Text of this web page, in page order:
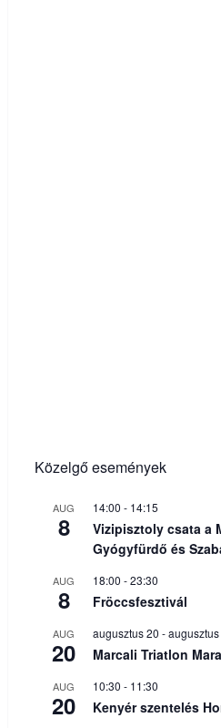
Közelgő események
AUG
8
14:00 - 14:15
Vizipisztoly csata a
Gyógyfürdő és
AUG
8
18:00 -23:30
Fröccsfesztivál
AUG
20
augusztus 20 -augusztus
Marcali Triatlon
AUG
20
10:30 - 11:30
Kenyér szentelés